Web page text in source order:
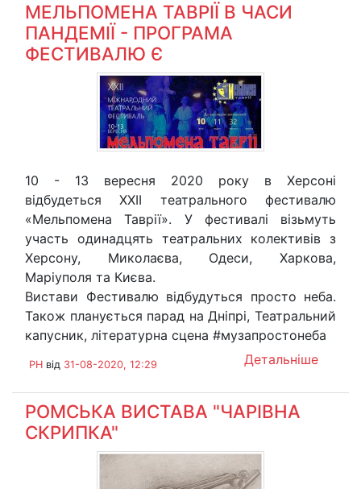
МЕЛЬПОМЕНА ТАВРІЇ В ЧАСИ
ПАНДЕМІЇ - ПРОГРАМА
ФЕСТИВАЛЮ Є
10 - 13 вересня 2020 року в Херсоні
відбудеться ХХІІ театрального фестивалю
«Мельпомена Таврії». У фестивалі візьмуть
участь одинадцять театральних колективів з
Херсону, Миколаєва, Одеси, Харкова,
Маріуполя та Києва.
Вистави Фестивалю відбудуться просто неба.
Також планується парад на Дніпрі, Театральний
капусник, літературна сцена #музапростонеба
Детальніше
PH від 31-08-2020, 12:29
РОМСЬКА ВИСТАВА "ЧАРІВНА
СКРИПКА"